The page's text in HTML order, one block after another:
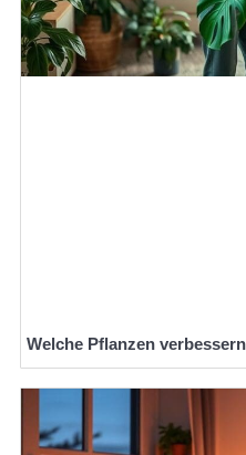
Welche Pflanzen